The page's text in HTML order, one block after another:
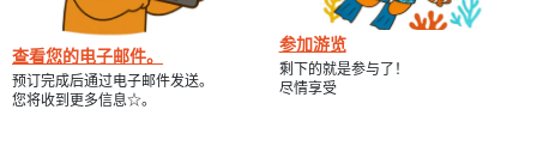
查看您的电子邮件。
预订完成后通过电子邮件发送。
您将收到更多信息☆。
参加游览
剩下的就是参与了！
尽情享受